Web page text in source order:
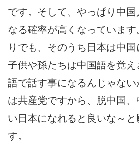
です。そして、やっぱり中国
なる確率が高くなっていま
りでも、そのうち日本は中
子供や孫たちは中国語を覚え
語で話す事になるんじゃない
は共産党ですから、脱中国
い日本になれると良いな～
す。